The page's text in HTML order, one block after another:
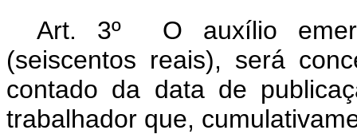
Art. 3º O auxílio
(seiscentos reais), será
contado da data de
trabalhador que,